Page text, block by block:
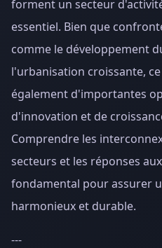
forment un secteur
essentiel. Bien que
comme le développement
l'urbanisation croissante,
également d'importantes
d'innovation et de
Comprendre les
secteurs et les réponses
fondamental pour assurer
harmonieux et durable.
---